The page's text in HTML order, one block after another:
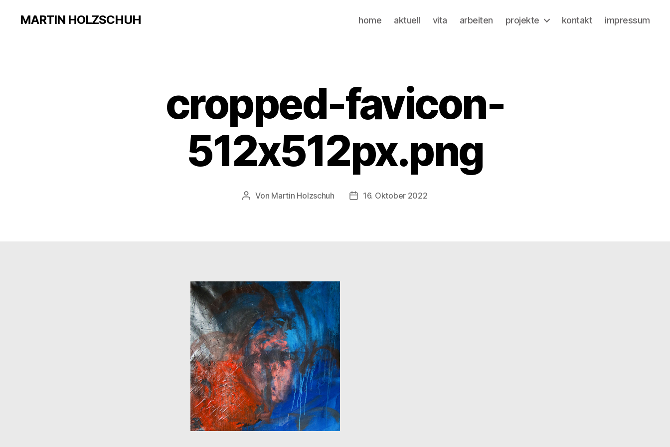
MARTIN HOLZSCHUH home aktuell vita arbeiten projekte kontakt impressum
cropped-favicon-
512x512px.png
Beitragsautor
Von Martin Holzschuh Veröffentlichungsdatum
16. Oktober 2022